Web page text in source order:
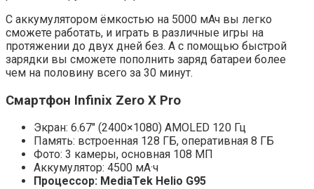
С аккумулятором ёмкостью на 5000 мАч вы легко
сможете работать, и играть в различные игры на
протяжении до двух дней без. А с помощью быстрой
зарядки вы сможете пополнить заряд батареи более
чем на половину всего за 30 минут.
Смартфон Infinix Zero X Pro
Экран: 6.67″ (2400×1080) AMOLED 120 Гц
Память: встроенная 128 ГБ, оперативная 8 ГБ
Фото: 3 камеры, основная 108 МП
Аккумулятор: 4500 мА·ч
Процессор: MediaTek Helio G95